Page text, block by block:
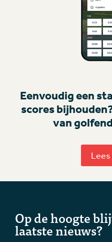
Eenvoudig een
scores
van
Op de hoogte
laatste nieuws?